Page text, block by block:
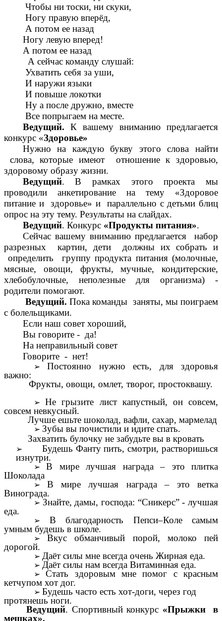
Чтобы ни тоски, ни скуки,
Ногу правую вперёд,
А потом ее назад
Ногу левую вперед!
А потом ее назад
А сейчас команду слушай:
Ухватить себя за уши,
И наружи языки
И повыше локотки
Ну а после дружно, вместе
Все попрыгаем на месте.
Ведущий. К вашему вниманию предлагается
конкурс «Здоровье»
Нужно на каждую букву этого слова найти
слова, которые имеют отношение к здоровью,
здоровому образу жизни.
Ведущий. В рамках этого проекта мы
проводили анкетирование на тему «Здоровое
питание и здоровье» и параллельно с детьми блиц
опрос на эту тему. Результаты на слайдах.
Ведущий. Конкурс«Продукты питания».
Сейчас вашему вниманию предлагается набор
разрезных картин, дети должны их собрать и
определить группу продукта питания (молочные,
мясные, овощи, фрукты, мучные, кондитерские,
хлебобулочные, неполезные для организма) -
родители помогают.
Ведущий.Пока команды заняты, мы поиграем
с болельщиками.
Если наш совет хороший,
Вы говорите - да!
На неправильный совет
Говорите - нет!
Постоянно нужно есть, для здоровья
важно:
Фрукты, овощи, омлет, творог, простоквашу.
Не грызите лист капустный, он совсем,
совсем невкусный.
Лучше ешьте шоколад, вафли, сахар, мармелад
Зубы вы почистили и идите спать.
Захватить булочку не забудьте вы в кровать
Будешь Фанту пить, смотри, растворишься
изнутри.
В мире лучшая награда – это плитка
Шоколада
В мире лучшая награда – это ветка
Винограда.
Знайте, дамы, господа: “Сникерс” - лучшая
еда.
В благодарность Пепси–Коле самым
умным будешь в школе.
Вкус обманчивый порой, молоко пей
дорогой.
Даёт силы мне всегда очень Жирная еда.
Даёт силы нам всегда Витаминная еда.
Стать здоровым мне помог с красным
кетчупом хот дог.
Будешь часто есть хот-доги, через год
протянешь ноги.
Ведущий. Спортивный конкурс «Прыжки в
мешках».